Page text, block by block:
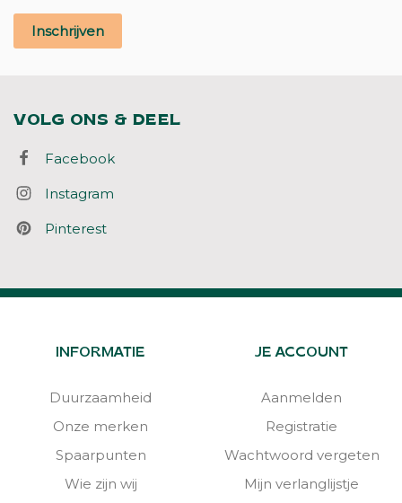
Inschrijven
VOLG ONS & DEEL
Facebook
Instagram
Pinterest
INFORMATIE
Duurzaamheid
Onze merken
Spaarpunten
Wie zijn wij
JE ACCOUNT
Aanmelden
Registratie
Wachtwoord vergeten
Mijn verlanglijstje